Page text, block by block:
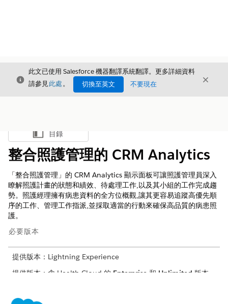
結束
此文已使用 Salesforce 機器翻譯系統翻譯。更多詳細資料
請參見此處。 切換至英文 不要現在 結束
顯示目錄
目錄
整合照護管理的 CRM Analytics
「整合照護管理」的 CRM Analytics 顯示面板可讓照護管理員深入
瞭解照護計畫的狀態和績效、待處理工作,以及其小組的工作完成趨
勢。照護經理擁有病患資料的全方位概觀,讓其更容易追蹤高優先順
序的工作、管理工作指派,並採取適當的行動來確保高品質的病患照
護。
必要版本
提供版本：Lightning Experience
提供版本：含 Health Cloud 的 Enterprise 和 Unlimited 版本
另請參照：